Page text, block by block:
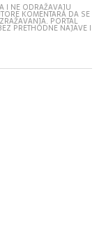
I NE ODRAŽAVAJU
KOMENTARA DA SE
PORTAL
PRETHODNE NAJAVE I